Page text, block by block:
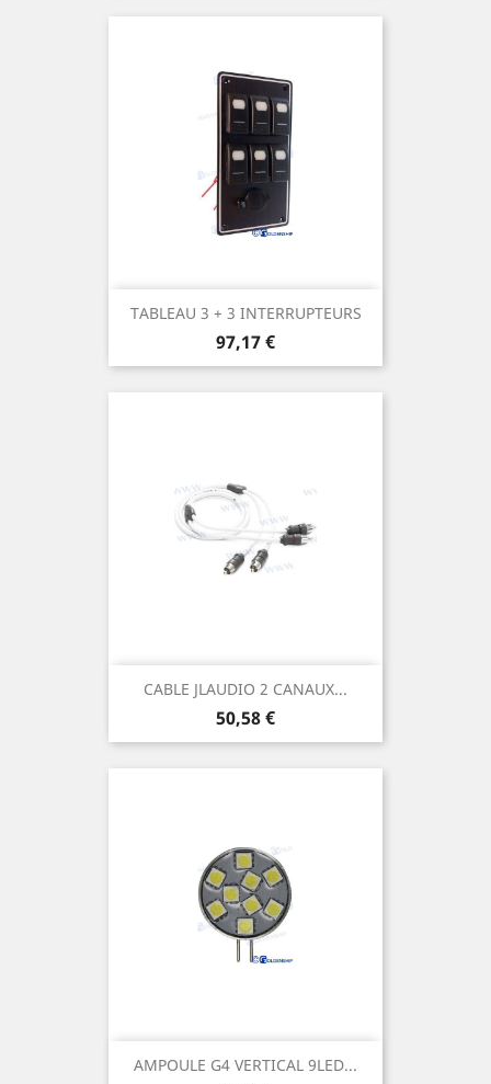
TABLEAU 3 + 3 INTERRUPTEURS
Prix
97,17 €
CABLE JLAUDIO 2 CANAUX...
Prix
50,58 €
AMPOULE G4 VERTICAL 9LED...